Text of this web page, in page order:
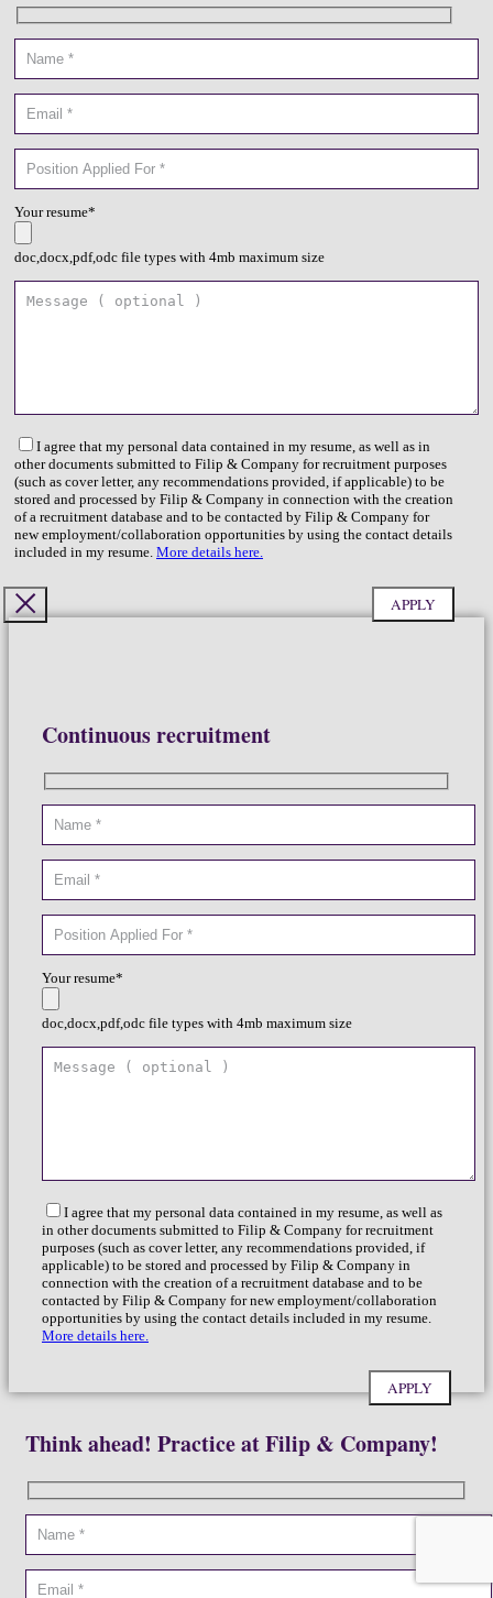
Your resume*
doc,docx,pdf,odc file types with 4mb maximum size
I agree that my personal data contained in my resume, as well as in
other documents submitted to Filip & Company for recruitment purposes
(such as cover letter, any recommendations provided, if applicable) to be
stored and processed by Filip & Company in connection with the creation
of a recruitment database and to be contacted by Filip & Company for
new employment/collaboration opportunities by using the contact details
included in my resume. More details here.
Continuous recruitment
Your resume*
doc,docx,pdf,odc file types with 4mb maximum size
I agree that my personal data contained in my resume, as well as
in other documents submitted to Filip & Company for recruitment
purposes (such as cover letter, any recommendations provided, if
applicable) to be stored and processed by Filip & Company in
connection with the creation of a recruitment database and to be
contacted by Filip & Company for new employment/collaboration
opportunities by using the contact details included in my resume.
More details here.
Think ahead! Practice at Filip & Company!